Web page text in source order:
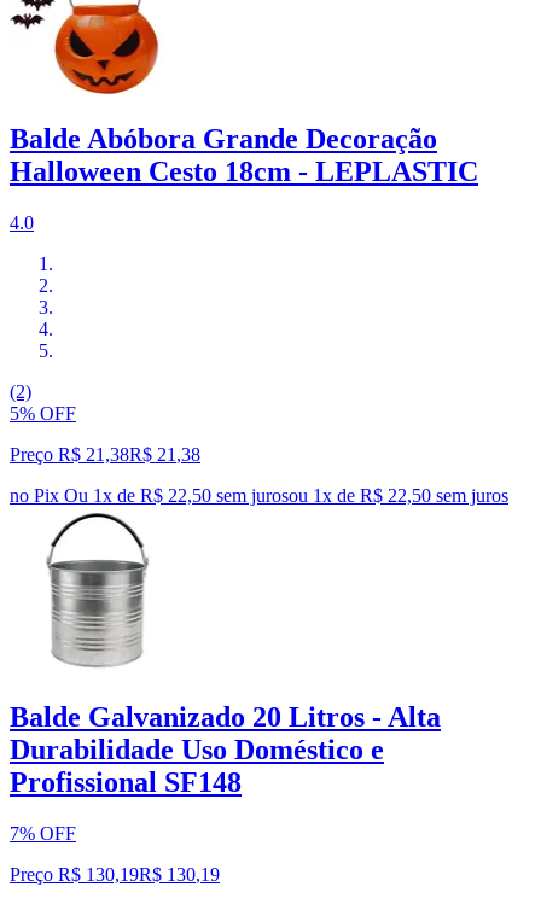
Balde Abóbora Grande Decoração
Halloween Cesto 18cm - LEPLASTIC
4.0
(2)
5% OFF
Preço R$ 21,38R$ 21 ,38
no Pix Ou 1x de R$ 22,50 sem jurosou 1x de R$ 22,50 sem juros
Balde Galvanizado 20 Litros - Alta
Durabilidade Uso Doméstico e
Profissional SF148
7% OFF
Preço R$ 130,19R$ 130,19